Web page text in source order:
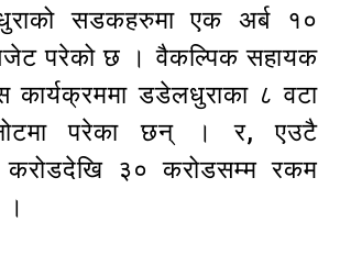
सडकहरुमा एक अर्ब १०
परेको छ । वैकल्पिक सहायक
कार्यक्रममा डडेलधुराका ८ वटा
परेका छन् । र, एउटै
करोडदेखि ३० करोडसम्म रकम